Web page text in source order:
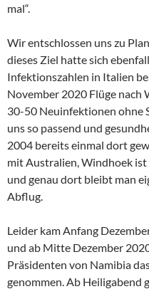
mal“.
Wir entschlossen uns zu
dieses Ziel hatte sich
Infektionszahlen in Italien
November 2020 Flüge nach
30-50 Neuinfektionen ohne
uns so passend und
2004 bereits einmal dort
mit Australien, Windhoek ist
und genau dort bleibt man
Abflug.
Leider kam Anfang
und ab Mitte Dezember
Präsidenten von Namibia
genommen. Ab Heiligabend